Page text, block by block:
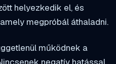
helyezkedik el, és
megpróbál áthaladni.
működnek a